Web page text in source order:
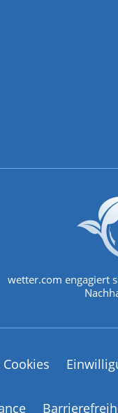
wetter.com engagiert